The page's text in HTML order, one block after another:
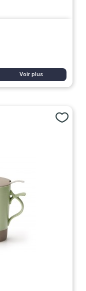
Voir plus